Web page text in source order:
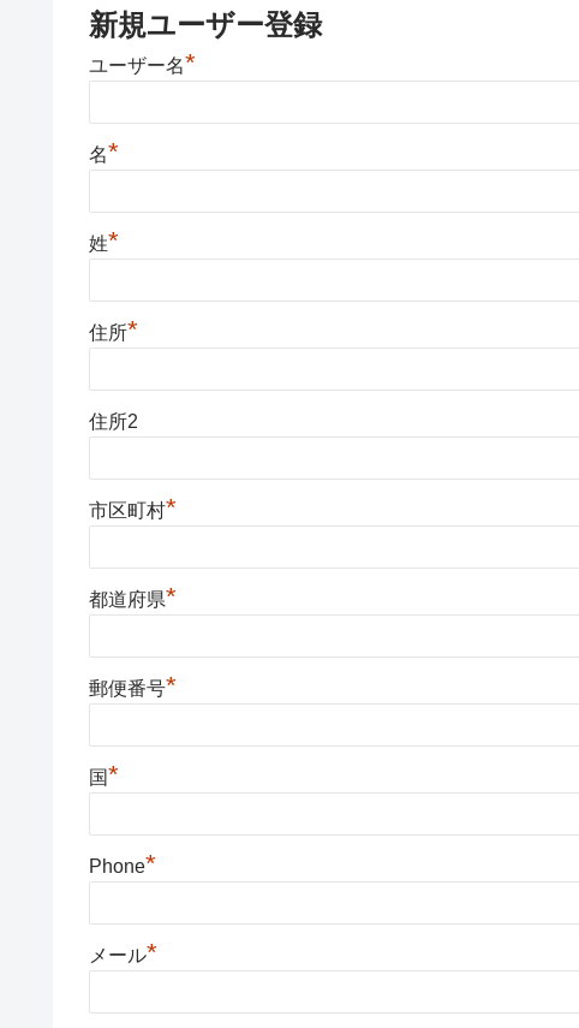
新規ユーザー登録
ユーザー名*
名*
姓*
住所*
住所2
市区町村*
都道府県*
郵便番号*
国*
Phone*
メール*